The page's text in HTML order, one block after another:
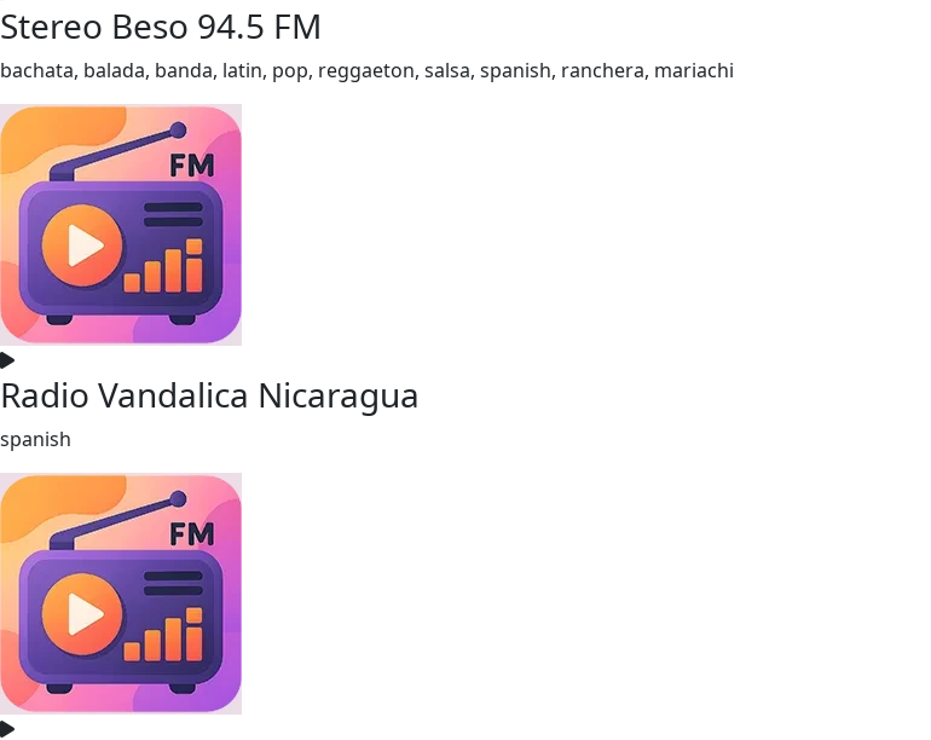
Stereo Beso 94.5 FM
bachata, balada, banda, latin, pop, reggaeton, salsa, spanish, ranchera, mariachi
Radio Vandalica Nicaragua
spanish